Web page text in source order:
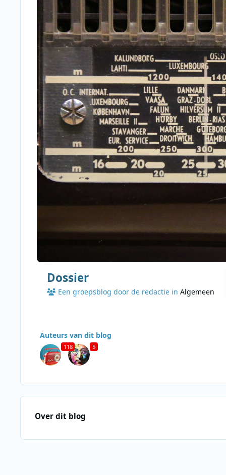
Dossier
Een groepsblog door de redactie in Algemeen
Auteurs van dit blog
118 5
Over dit blog